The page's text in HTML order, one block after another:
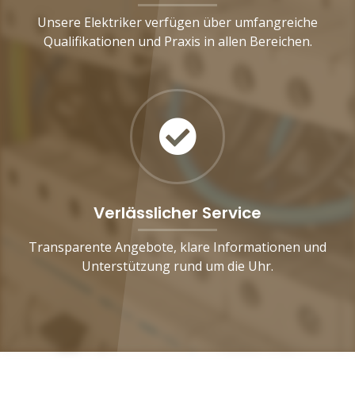
Unsere Elektriker verfügen über umfangreiche
Qualifikationen und Praxis in allen Bereichen.
Verlässlicher Service
Transparente Angebote, klare Informationen und
Unterstützung rund um die Uhr.